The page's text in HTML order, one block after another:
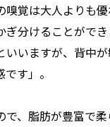
嗅覚は大人よりも
分けることができ
いいますが、背中
す」。
で、脂肪が豊富で